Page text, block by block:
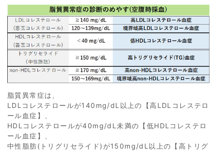
脂質異常症は、
LDLコレステロールが140mg/dL以上の【高LDLコレステロ
ール血症】、
HDLコレステロールが40mg/dL未満の【低HDLコレステロ
ール血症】、
中性脂肪(トリグリセライド)が150mg/dL以上の【高トリグ